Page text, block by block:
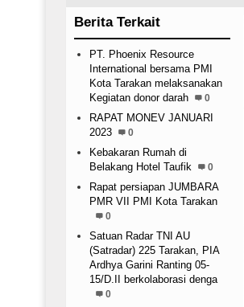
Berita Terkait
PT. Phoenix Resource
International bersama PMI
Kota Tarakan melaksanakan
Kegiatan donor darah
0
RAPAT MONEV JANUARI
2023
0
Kebakaran Rumah di
Belakang Hotel Taufik
0
Rapat persiapan JUMBARA
PMR VII PMI Kota Tarakan
0
Satuan Radar TNI AU
(Satradar) 225 Tarakan, PIA
Ardhya Garini Ranting 05-
15/D.II berkolaborasi denga
0